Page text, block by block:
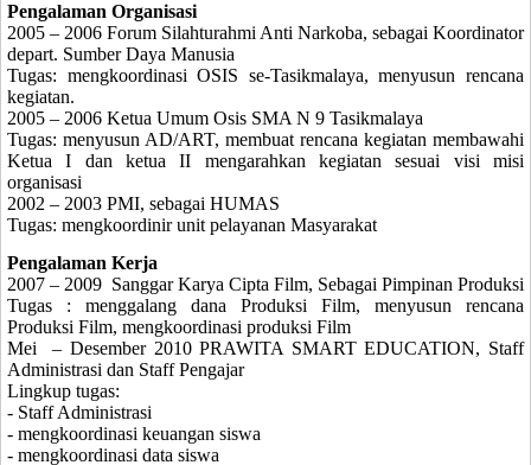
Pengalaman Organisasi
2005 – 2006 Forum Silahturahmi Anti Narkoba, sebagai Koordinator
depart. Sumber Daya Manusia
Tugas: mengkoordinasi OSIS se-Tasikmalaya, menyusun rencana
kegiatan.
2005 – 2006 Ketua Umum Osis SMA N 9 Tasikmalaya
Tugas: menyusun AD/ART, membuat rencana kegiatan membawahi
Ketua I dan ketua II mengarahkan kegiatan sesuai visi misi
organisasi
2002 – 2003 PMI, sebagai HUMAS
Tugas: mengkoordinir unit pelayanan Masyarakat
Pengalaman Kerja
2007 – 2009 Sanggar Karya Cipta Film, Sebagai Pimpinan Produksi
Tugas : menggalang dana Produksi Film, menyusun rencana
Produksi Film, mengkoordinasi produksi Film
Mei
– Desember 2010 PRAWITA SMART EDUCATION, Staff
Administrasi dan Staff Pengajar
Lingkup tugas:
- Staff Administrasi
- mengkoordinasi keuangan siswa
- mengkoordinasi data siswa